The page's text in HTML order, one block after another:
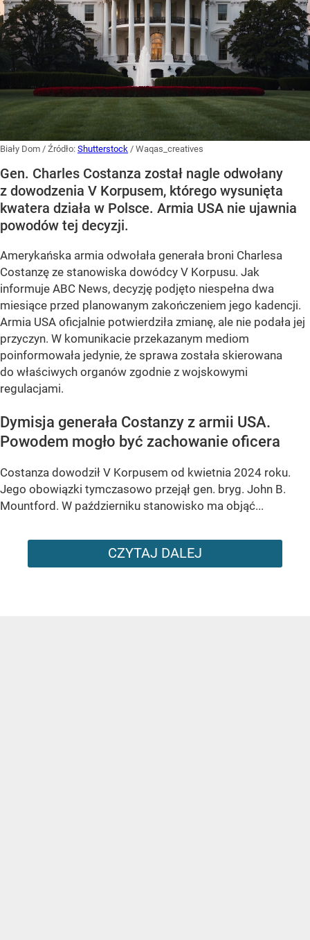
Biały Dom / Źródło: Shutterstock / Waqas_creatives
Gen. Charles Costanza został nagle odwołany
z dowodzenia V Korpusem, którego wysunięta
kwatera działa w Polsce. Armia USA nie ujawnia
powodów tej decyzji.
Amerykańska armia odwołała generała broni Charlesa
Costanzę ze stanowiska dowódcy V Korpusu. Jak
informuje ABC News, decyzję podjęto niespełna dwa
miesiące przed planowanym zakończeniem jego kadencji.
Armia USA oficjalnie potwierdziła zmianę, ale nie podała jej
przyczyn. W komunikacie przekazanym mediom
poinformowała jedynie, że sprawa została skierowana
do właściwych organów zgodnie z wojskowymi
regulacjami.
Dymisja generała Costanzy z armii USA.
Powodem mogło być zachowanie oficera
Costanza dowodził V Korpusem od kwietnia 2024 roku.
Jego obowiązki tymczasowo przejął gen. bryg. John B.
Mountford. W październiku stanowisko ma objąć...
CZYTAJ DALEJ